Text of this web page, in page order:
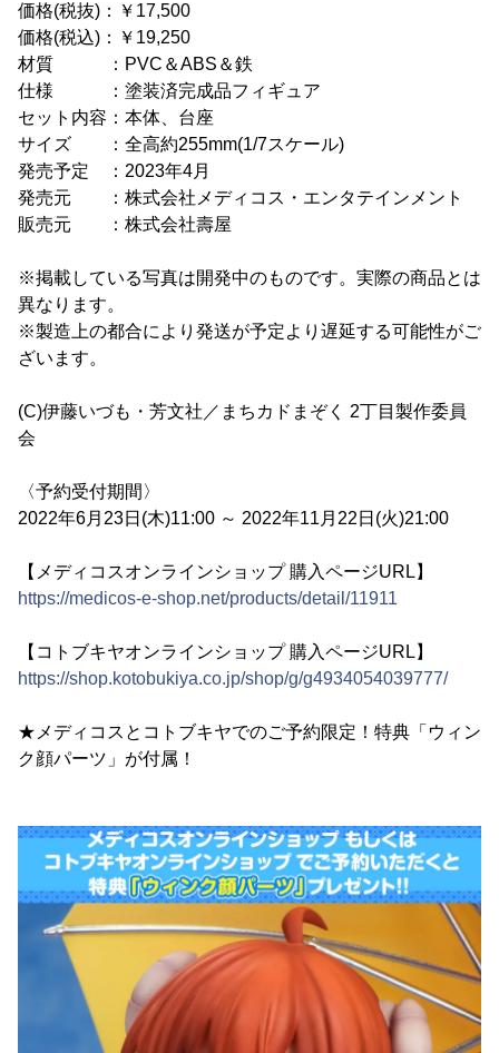
価格(税抜)：￥17,500
価格(税込)：￥19,250
材質 ：PVC＆ABS＆鉄
仕様 ：塗装済完成品フィギュア
セット内容：本体、台座
サイズ ：全高約255mm(1/7スケール)
発売予定 ：2023年4月
発売元 ：株式会社メディコス・エンタテインメント
販売元 ：株式会社壽屋
※掲載している写真は開発中のものです。実際の商品とは
異なります。
※製造上の都合により発送が予定より遅延する可能性がご
ざいます。
(C)伊藤いづも・芳文社／まちカドまぞく 2丁目製作委員
会
〈予約受付期間〉
2022年6月23日(木)11:00 ～ 2022年11月22日(火)21:00
【メディコスオンラインショップ 購入ページURL】
https://medicos-e-shop.net/products/detail/11911
【コトブキヤオンラインショップ 購入ページURL】
https://shop.kotobukiya.co.jp/shop/g/g4934054039777/
★メディコスとコトブキヤでのご予約限定！特典「ウィン
ク顔パーツ」が付属！